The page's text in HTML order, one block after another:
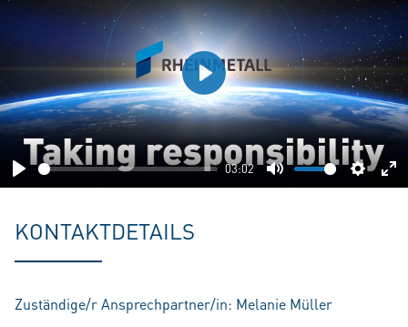
Play
03:02
Mute
Play
KONTAKTDETAILS
Zuständige/r Ansprechpartner/in: Melanie Müller